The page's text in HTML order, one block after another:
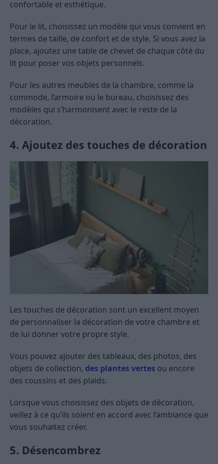
confortable et esthétique.
Pour le lit, choisissez un modèle qui vous convient en
termes de taille, de confort et de style. Si vous avez la
place, ajoutez une table de chevet de chaque côté du
lit pour poser vos objets personnels.
Pour les autres meubles de la chambre, comme la
commode, l’armoire ou le bureau, choisissez des
modèles qui s’harmonisent avec le reste de la
décoration.
4. Ajoutez des touches de décoration
Les touches de décoration sont un excellent moyen
de personnaliser la décoration de votre chambre et
de lui donner votre propre style.
Vous pouvez ajouter des tableaux, des photos, des
objets de collection, des plantes vertes ou encore
des coussins et des plaids.
Lorsque vous choisissez des objets de décoration,
veillez à ce qu’ils soient en accord avec l’ambiance que
vous souhaitez créer.
5. Désencombrez